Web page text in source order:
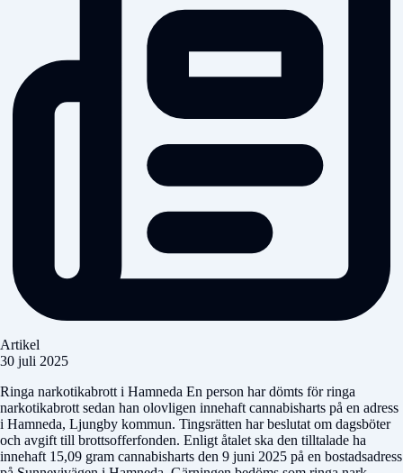
Artikel
30 juli 2025
Ringa narkotikabrott i Hamneda En person har dömts för ringa
narkotikabrott sedan han olovligen innehaft cannabisharts på en adress
i Hamneda, Ljungby kommun. Tingsrätten har beslutat om dagsböter
och avgift till brottsofferfonden. Enligt åtalet ska den tilltalade ha
innehaft 15,09 gram cannabisharts den 9 juni 2025 på en bostadsadress